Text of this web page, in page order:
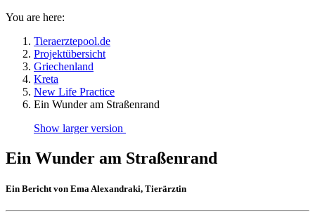
You are here:
Tieraerztepool.de
Projektübersicht
Griechenland
Kreta
New Life Practice
Ein Wunder am Straßenrand
Show larger version
Ein Wunder am Straßenrand
Ein Bericht von Ema Alexandraki, Tierärztin